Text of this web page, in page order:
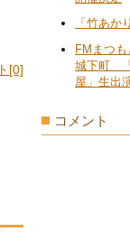
[0]
「竹あか
FMまつ
城下町
屋」生
コメント